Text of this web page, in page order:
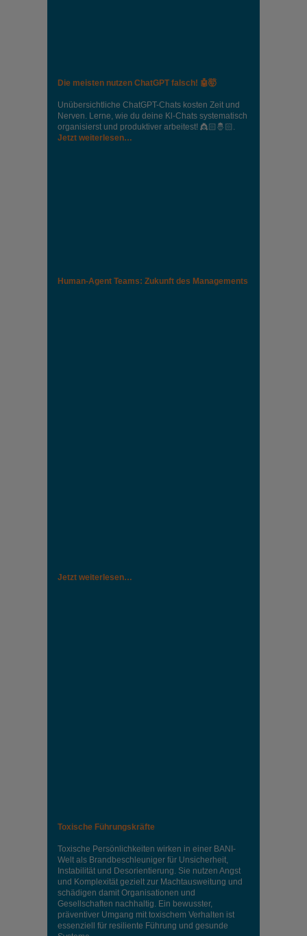
Die meisten nutzen ChatGPT falsch! 🤖🤯
Unübersichtliche ChatGPT-Chats kosten Zeit und
Nerven. Lerne, wie du deine Kl-Chats systematisch
organisierst und produktiver arbeitest! 👸🏻🤴🏻.
Jetzt weiterlesen…
Human-Agent Teams: Zukunft des Managements
Jetzt weiterlesen…
Toxische Führungskräfte
Toxische Persönlichkeiten wirken in einer BANI-
Welt als Brandbeschleuniger für Unsicherheit,
Instabilität und Desorientierung. Sie nutzen Angst
und Komplexität gezielt zur Machtausweitung und
schädigen damit Organisationen und
Gesellschaften nachhaltig. Ein bewusster,
präventiver Umgang mit toxischem Verhalten ist
essenziell für resiliente Führung und gesunde